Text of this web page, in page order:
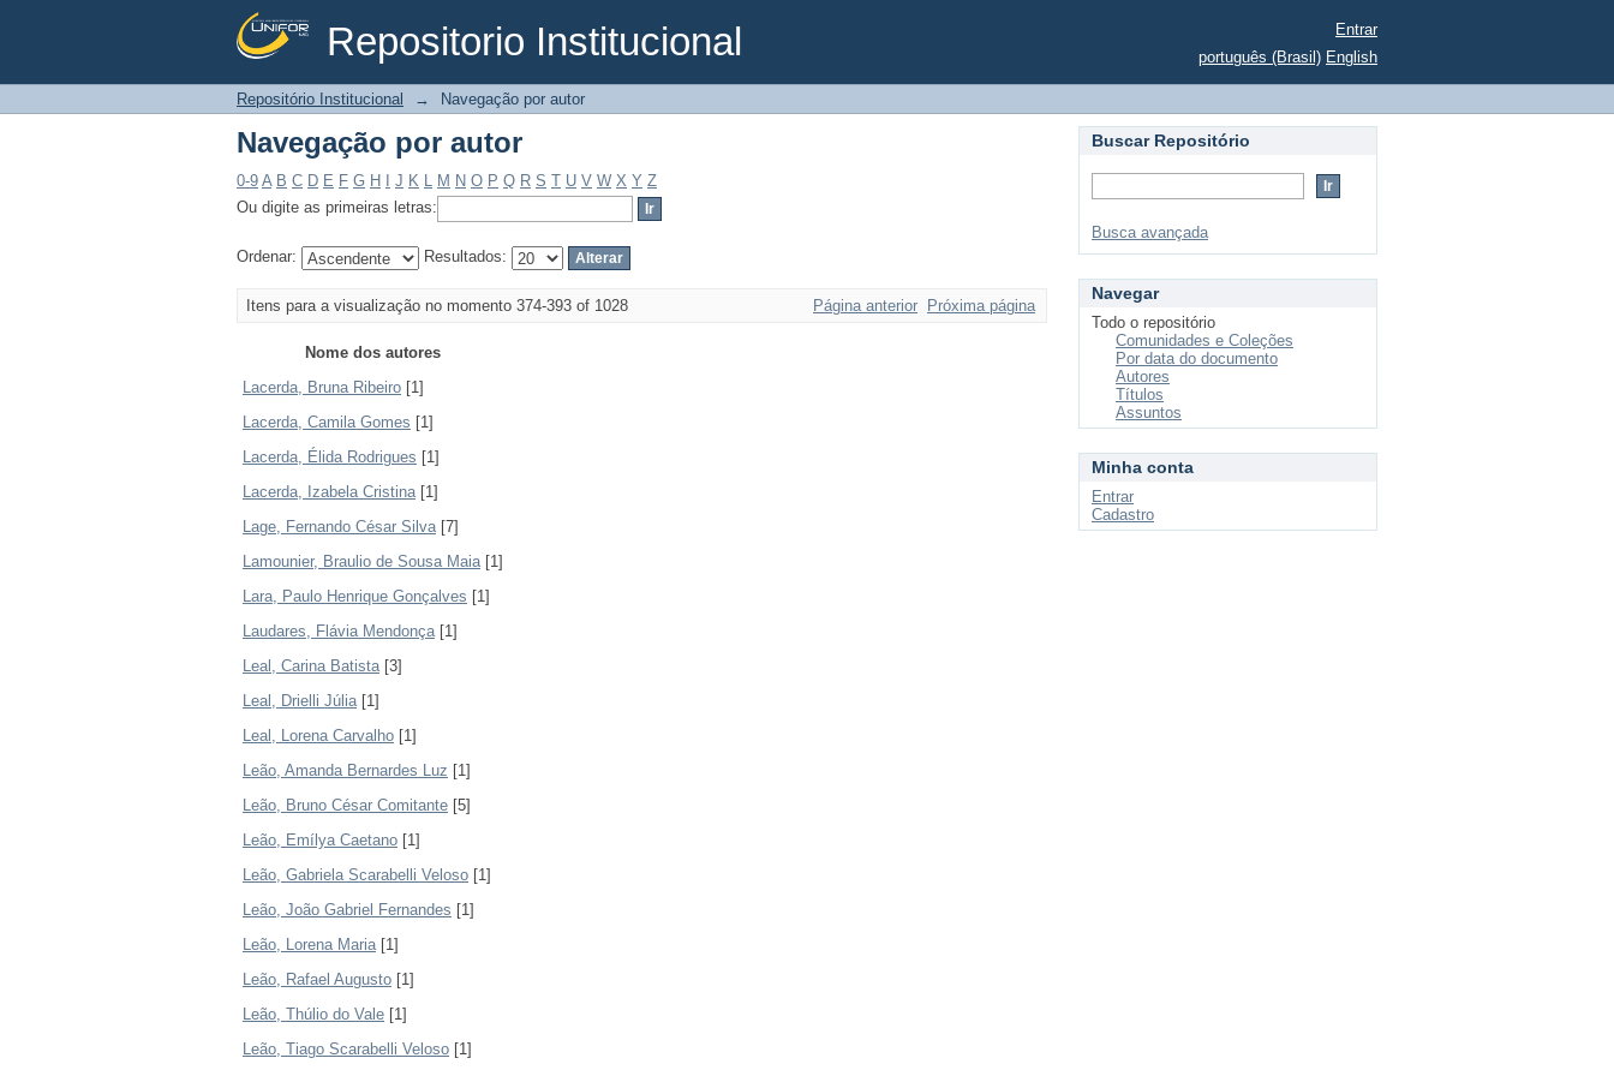
Repositorio Institucional
Navegação por autor
Entrar
português (Brasil) English
Repositório Institucional → Navegação por autor
Navegação por autor
0-9 A B C D E F G H J K L M N O P Q R S T U V W X Y Z
Ou digite as primeiras letras:
Ordenar: Resultados:
Itens para a visualização no momento 374-393 of 1028 Página anterior Próxima página
Nome dos autores
Lacerda, Bruna Ribeiro [1]
Lacerda, Camila Gomes [1]
Lacerda, Élida Rodrigues [1]
Lacerda, Izabela Cristina[1]
Lage, Fernando César Silva[7]
Lamounier, Braulio de Sousa Maia[1]
Lara, Paulo Henrique Gonçalves [1]
Laudares, Flávia Mendonça[1]
Leal, Carina Batista[3]
Leal, Drielli Júlia[1]
Leal, Lorena Carvalho [1]
Leão, Amanda Bernardes Luz [1]
Leão, Bruno César Comitante [5]
Leão, Emílya Caetano [1]
Leão, Gabriela Scarabelli Veloso [1]
Leão, João Gabriel Fernandes [1]
Leão, Lorena Maria[1]
Leão, Rafael Augusto [1]
Leão, Thúlio do Vale [1]
Leão, Tiago Scarabelli Veloso [1]
Buscar Repositório
Busca avançada
Navegar
Todo o repositório
Comunidades e Coleções
Por data do documento
Autores
Títulos
Assuntos
Minha conta
Entrar
Cadastro